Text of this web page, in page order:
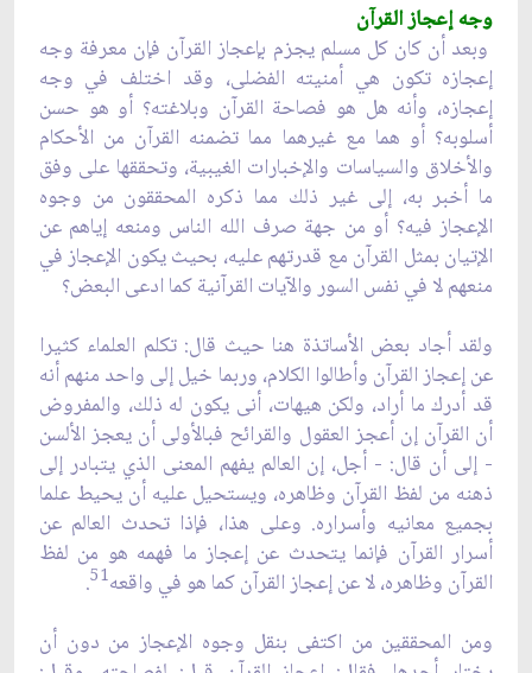
وجه إعجاز القرآن
وبعد أن كان كل مسلم يجزم بإعجاز القرآن فإن معرفة وجه
إعجازه تكون هي أمنيته الفضلى، وقد اختلف في وجه
إعجازه، وأنه هل هو فصاحة القرآن وبلاغته؟ أو هو حسن
أسلوبه؟ أو هما مع غيرهما مما تضمنه القرآن من الأحكام
والأخلاق والسياسات والإخبارات الغيبية، وتحققها على وفق
ما أخبر به، إلى غير ذلك مما ذكره المحققون من وجوه
الإعجاز فيه؟ أو من جهة صرف الله الناس ومنعه إياهم عن
الإتيان بمثل القرآن مع قدرتهم عليه، بحيث يكون الإعجاز في
منعهم لا في نفس السور والآيات القرآنية كما ادعى البعض؟
ولقد أجاد بعض الأساتذة هنا حيث قال: تكلم العلماء كثيرا
عن إعجاز القرآن وأطالوا الكلام، وربما خيل إلى واحد منهم أنه
قد أدرك ما أراد، ولكن هيهات، أنى يكون له ذلك، والمفروض
أن القرآن إن أعجز العقول والقرائح فبالأولى أن يعجز الألسن
- إلى أن قال: - أجل، إن العالم يفهم المعنى الذي يتبادر إلى
ذهنه من لفظ القرآن وظاهره، ويستحيل عليه أن يحيط علما
بجميع معانيه وأسراره. وعلى هذا، فإذا تحدث العالم عن
أسرار القرآن فإنما يتحدث عن إعجاز ما فهمه هو من لفظ
القرآن وظاهره، لا عن إعجاز القرآن كما هو في واقعه51
.
ومن المحققين من اكتفى بنقل وجوه الإعجاز من دون أن